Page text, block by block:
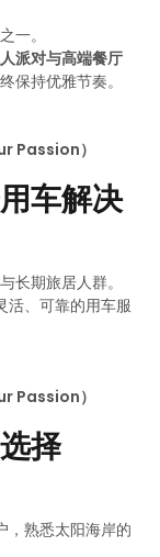
一。
派对与高端餐厅
保持优雅节奏。
Passion）
车解决
长期旅居人群。
活、可靠的用车服
Passion）
择
，熟悉太阳海岸的